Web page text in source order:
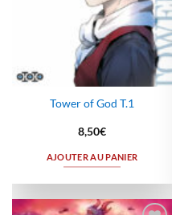
Tower of God T.1
8,50€
AJOUTER AU PANIER